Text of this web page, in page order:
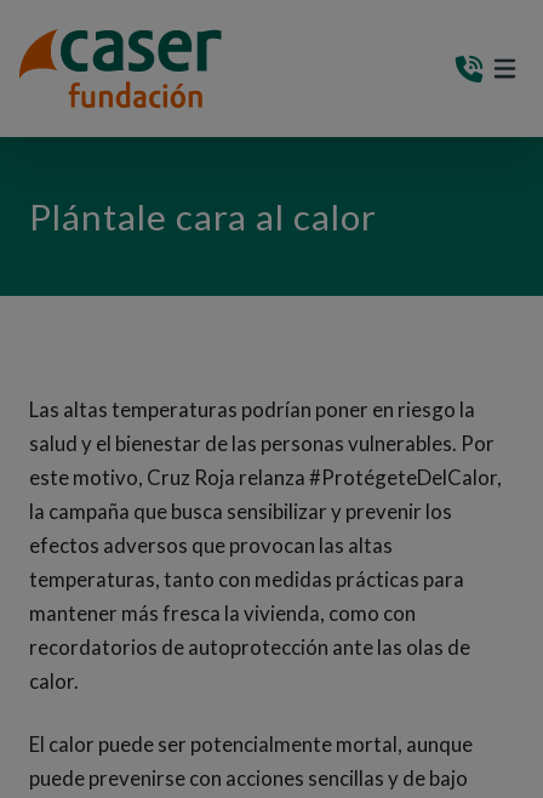
Plántale cara al calor
Las altas temperaturas podrían poner en riesgo la
salud y el bienestar de las personas vulnerables. Por
este motivo, Cruz Roja relanza #ProtégeteDelCalor,
la campaña que busca sensibilizar y prevenir los
efectos adversos que provocan las altas
temperaturas, tanto con medidas prácticas para
mantener más fresca la vivienda, como con
recordatorios de autoprotección ante las olas de
calor.
El calor puede ser potencialmente mortal, aunque
puede prevenirse con acciones sencillas y de bajo